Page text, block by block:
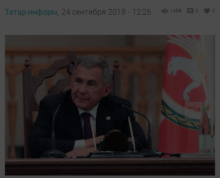
Татар-информ, 24 сентября 2018 - 12:26 1498 0 0